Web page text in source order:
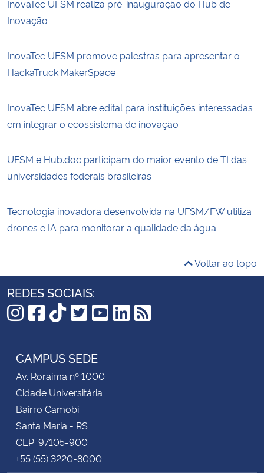
InovaTec UFSM realiza pré-inauguração do Hub de
Inovação
InovaTec UFSM promove palestras para apresentar o
HackaTruck MakerSpace
InovaTec UFSM abre edital para instituições interessadas
em integrar o ecossistema de inovação
UFSM e Hub.doc participam do maior evento de TI das
universidades federais brasileiras
Tecnologia inovadora desenvolvida na UFSM/FW utiliza
drones e IA para monitorar a qualidade da água
Voltar ao topo
REDES SOCIAIS:
Instagram
Facebook
TikTok
Twitter
YouTube
LinkedIn
RSS
CAMPUS SEDE
Av. Roraima nº 1000
Cidade Universitária
Bairro Camobi
Santa Maria - RS
CEP: 97105-900
+55 (55) 3220-8000